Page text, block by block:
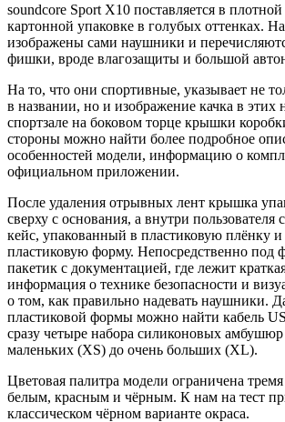
soundcore Sport X10 поставляется в
картонной упаковке в голубых оттенках.
изображены сами наушники и
фишки, вроде влагозащиты и большой
На то, что они спортивные, указывает не
в названии, но и изображение качка в этих
спортзале на боковом торце крышки
стороны можно найти более подробное
особенностей модели, информацию о
официальном приложении.
После удаления отрывных лент крышка
сверху с основания, а внутри пользователя
кейс, упакованный в пластиковую плёнку
пластиковую форму. Непосредственно под
пакетик с документацией, где лежит
информация о технике безопасности и
о том, как правильно надевать наушники.
пластиковой формы можно найти кабель
сразу четыре набора силиконовых
маленьких (XS) до очень больших (XL).
Цветовая палитра модели ограничена
белым, красным и чёрным. К нам на тест
классическом чёрном варианте окраса.